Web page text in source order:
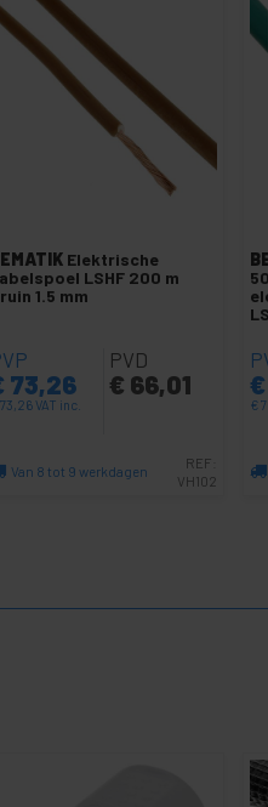
Elektrische
LSHF 200 m
1.5 mm
73,26
73,26VAT inc.
PVD
€ 66,01
Van 8 tot 9 werkdagen
REF:
VH102
€
€